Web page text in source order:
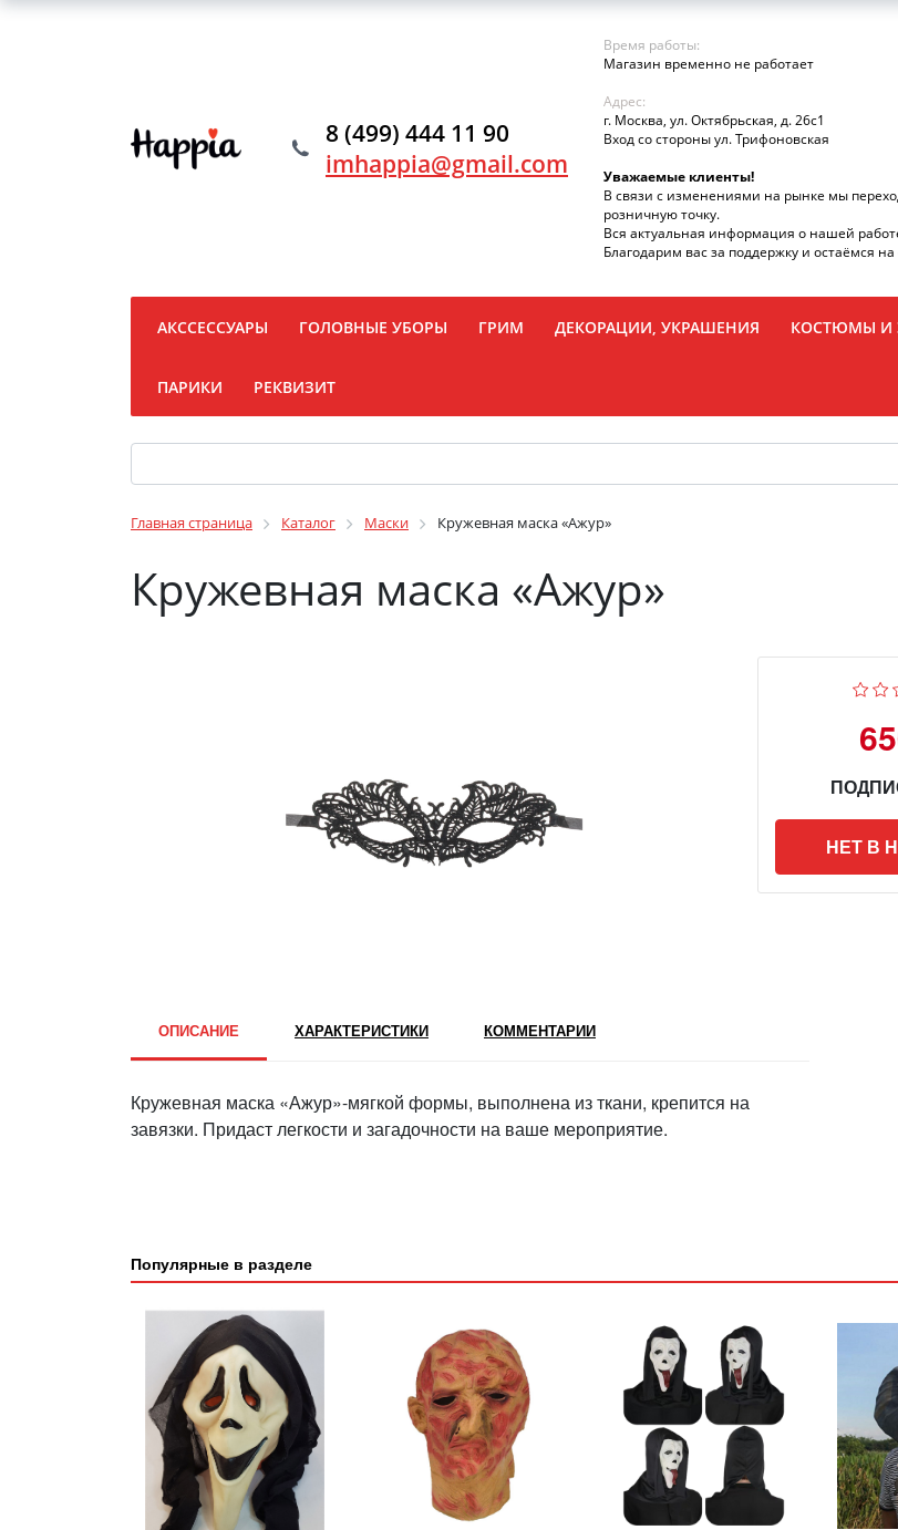
8 (499) 444 11 90
imhappia@gmail.com
Время работы:
Магазин временно не работает
Адрес:
г. Москва, ул. Октябрьская, д. 26с1
Вход со стороны ул. Трифоновская
Уважаемые клиенты!
В связи с изменениями на рынке мы
розничную точку.
Вся актуальная информация о нашей
Благодарим вас за поддержку и остаёмся
АКССЕССУАРЫ ГОЛОВНЫЕ УБОРЫ ГРИМ ДЕКОРАЦИИ, УКРАШЕНИЯ КОСТЮМЫ И
ПАРИКИ РЕКВИЗИТ
Главная страница Каталог Маски Кружевная маска «Ажур»
Кружевная маска «Ажур»
НЕТ В
ОПИСАНИЕ ХАРАКТЕРИСТИКИ КОММЕНТАРИИ
Кружевная маска «Ажур»-мягкой формы, выполнена из ткани, крепится на
завязки. Придаст легкости и загадочности на ваше мероприятие.
Популярные в разделе